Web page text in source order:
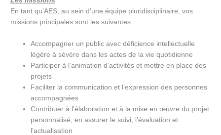
En tant qu’AES, au sein d’une équipe pluridisciplinaire, vos
missions principales sont les suivantes :
Accompagner un public avec déficience intellectuelle
légère à sévère dans les actes de la vie quotidienne
Participer à l’animation d’activités et mettre en place des
projets
Faciliter la communication et l’expression des personnes
accompagnées
Contribuer à l’élaboration et à la mise en œuvre du projet
personnalisé, en assurer le suivi, l’évaluation et
l’actualisation